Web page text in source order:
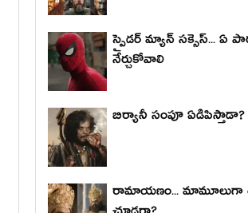
స్పైడర్ మ్యాన్ సక్సెస్... ఏ
నేర్చుకోవాలి
బిర్యానీ సంపూ ఏడిపిస్తాడా?
రామాయణం... మామూలుగా